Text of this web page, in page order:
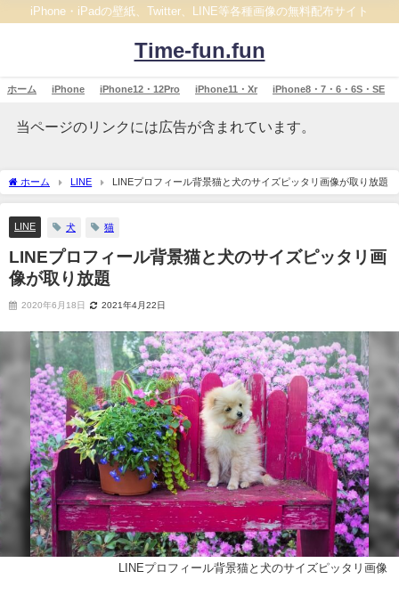
iPhone・iPadの壁紙、Twitter、LINE等各種画像の無料配布サイト
Time-fun.fun
ホーム iPhone iPhone12・12Pro iPhone11・Xr iPhone8・7・6・6S・SE
当ページのリンクには広告が含まれています。
ホーム LINE LINEプロフィール背景猫と犬のサイズピッタリ画像が取り放題
LINE 犬 猫
LINEプロフィール背景猫と犬のサイズピッタリ画
像が取り放題
2020年6月18日 2021年4月22日
LINEプロフィール背景猫と犬のサイズピッタリ画像